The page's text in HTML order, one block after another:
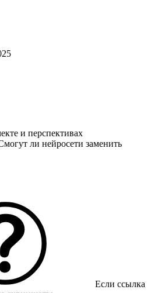
и перспективах
ли нейросети заменить
Если ссылка